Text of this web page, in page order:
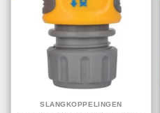
SLANGKOPPELINGEN